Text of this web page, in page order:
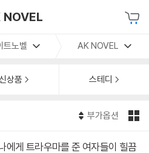
NOVEL
트노벨 AK NOVEL
신상품 스테디
부가옵션